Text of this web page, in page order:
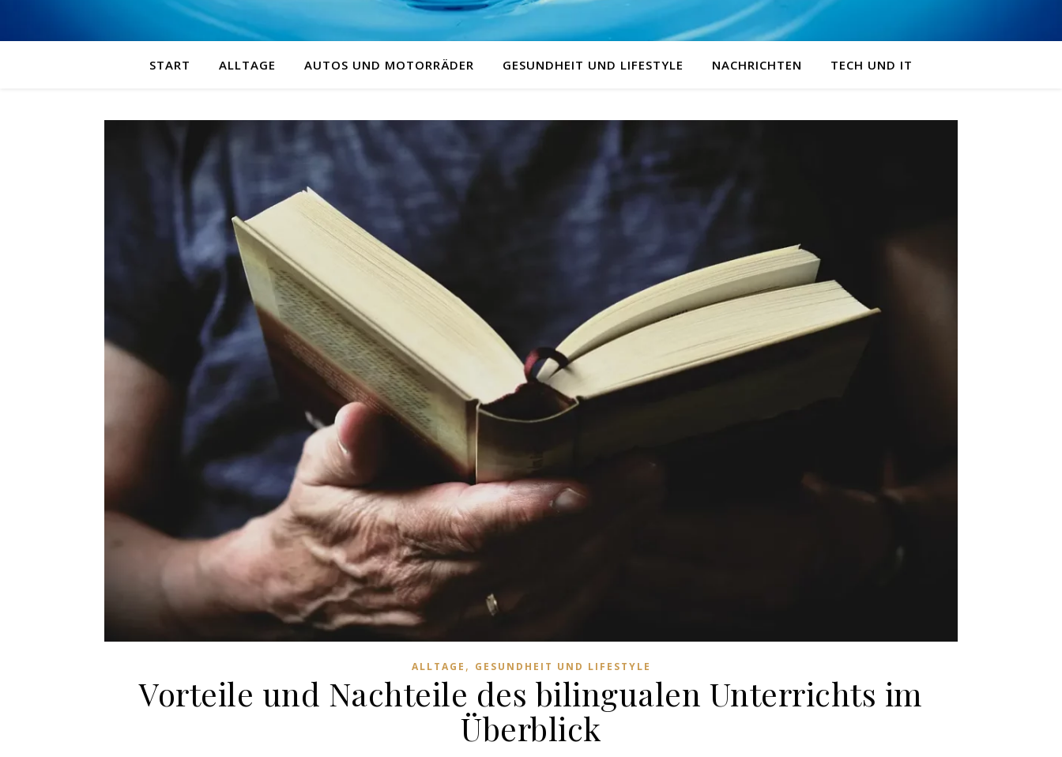
START ALLTAGE AUTOS UND MOTORRÄDER GESUNDHEIT UND LIFESTYLE NACHRICHTEN TECH UND IT
ALLTAGE , GESUNDHEIT UND LIFESTYLE
Vorteile und Nachteile des bilingualen Unterrichts im
Überblick